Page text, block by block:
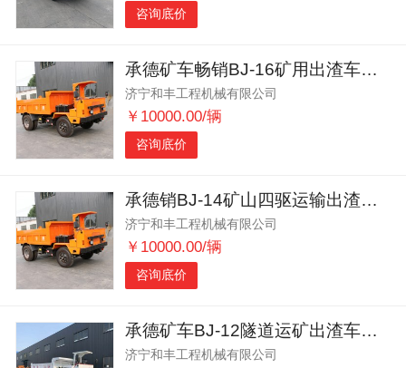
咨询底价
承德矿车畅销BJ-16矿用出渣车马力强劲
济宁和丰工程机械有限公司
￥10000.00/辆
咨询底价
承德销BJ-14矿山四驱运输出渣车井下专用
济宁和丰工程机械有限公司
￥10000.00/辆
咨询底价
承德矿车BJ-12隧道运矿出渣车适应性强
济宁和丰工程机械有限公司